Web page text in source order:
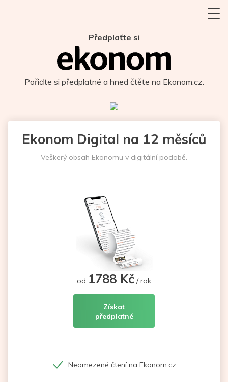
Předplaťte si
Pořiďte si předplatné a hned čtěte na Ekonom.cz.
Ekonom Digital na 12 měsíců
Veškerý obsah Ekonomu v digitální podobě.
od 1788 Kč / rok
Získat
předplatné
Neomezené čtení na Ekonom.cz